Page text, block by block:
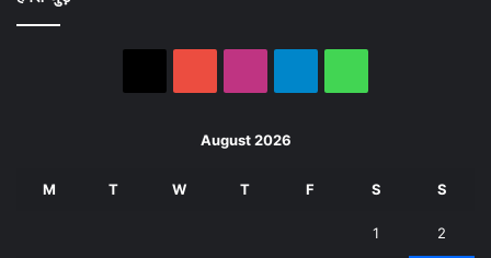
August 2026
M T W T F S S
1 2